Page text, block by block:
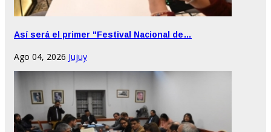
Así será el primer "Festival Nacional de…
Ago 04, 2026 Jujuy